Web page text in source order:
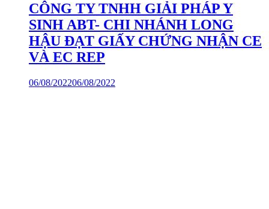
CÔNG TY TNHH GIẢI PHÁP Y
SINH ABT- CHI NHÁNH LONG
HẬU ĐẠT GIẤY CHỨNG NHẬN CE
VÀ EC REP
06/08/202206/08/2022